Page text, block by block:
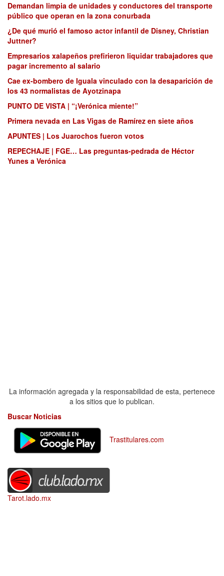
Demandan limpia de unidades y conductores del transporte
público que operan en la zona conurbada
¿De qué murió el famoso actor infantil de Disney, Christian
Juttner?
Empresarios xalapeños prefirieron liquidar trabajadores que
pagar incremento al salario
Cae ex-bombero de Iguala vinculado con la desaparición de
los 43 normalistas de Ayotzinapa
PUNTO DE VISTA | “¡Verónica miente!”
Primera nevada en Las Vigas de Ramírez en siete años
APUNTES | Los Juarochos fueron votos
REPECHAJE | FGE… Las preguntas-pedrada de Héctor
Yunes a Verónica
La información agregada y la responsabilidad de esta, pertenece
a los sitios que lo publican.
Buscar Noticias
Trastitulares.com
Tarot.lado.mx